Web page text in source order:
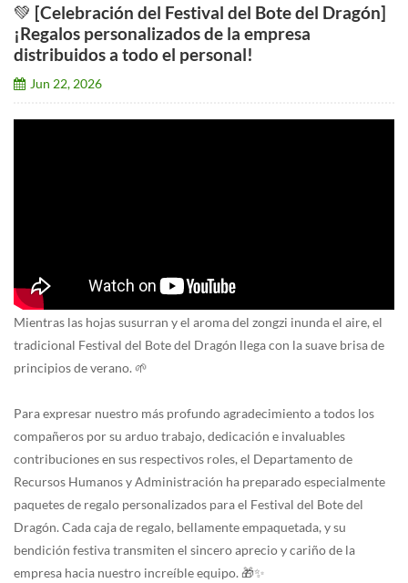
💚 [Celebración del Festival del Bote del Dragón]
¡Regalos personalizados de la empresa
distribuidos a todo el personal!
Jun 22, 2026
Mientras las hojas susurran y el aroma del zongzi inunda el aire, el
tradicional Festival del Bote del Dragón llega con la suave brisa de
principios de verano. 🌱
Para expresar nuestro más profundo agradecimiento a todos los
compañeros por su arduo trabajo, dedicación e invaluables
contribuciones en sus respectivos roles, el Departamento de
Recursos Humanos y Administración ha preparado especialmente
paquetes de regalo personalizados para el Festival del Bote del
Dragón. Cada caja de regalo, bellamente empaquetada, y su
bendición festiva transmiten el sincero aprecio y cariño de la
empresa hacia nuestro increíble equipo. 🎁✨